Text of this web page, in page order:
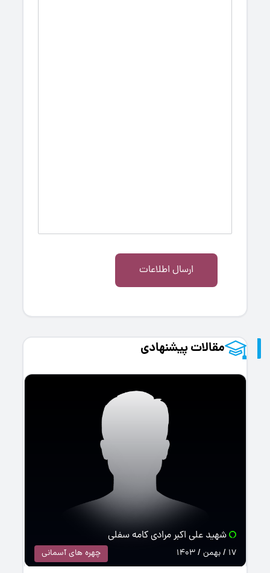
ارسال اطلاعات
مقالات پیشنهادی
شهید علی اکبر مرادی کامه سفلی
چهره های آسمانی 17 / بهمن / 1403